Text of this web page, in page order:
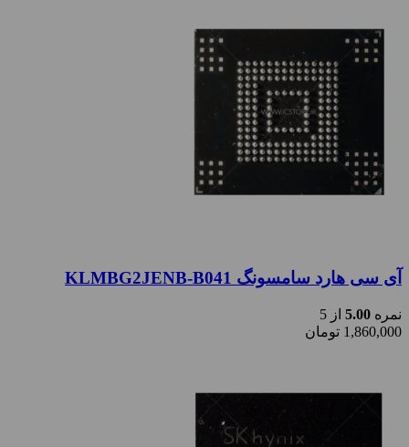
آی سی هارد سامسونگ KLMBG2JENB-B041
نمره 5.00 از 5
1,860,000 تومان